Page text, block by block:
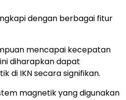
dengan berbagai fitur
mencapai kecepatan
diharapkan dapat
di IKN secara signifikan.
magnetik yang digunakan